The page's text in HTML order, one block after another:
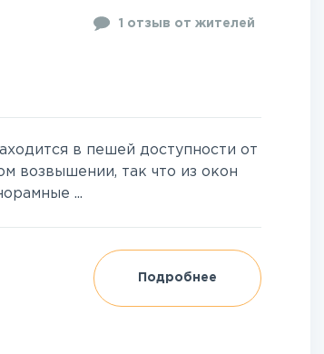
1 отзыв от жителей
в пешей доступности от
возвышении, так что из окон
...
Подробнее